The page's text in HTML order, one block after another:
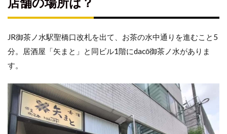
所
は？
どん
販売
され
てい
る？
ドリ
JR御茶ノ水駅聖橋口改札を出て、お茶の水中通りを進むこと5
分。居酒屋「矢まと」と同ビル1階にdacō御茶ノ水がありま
す。